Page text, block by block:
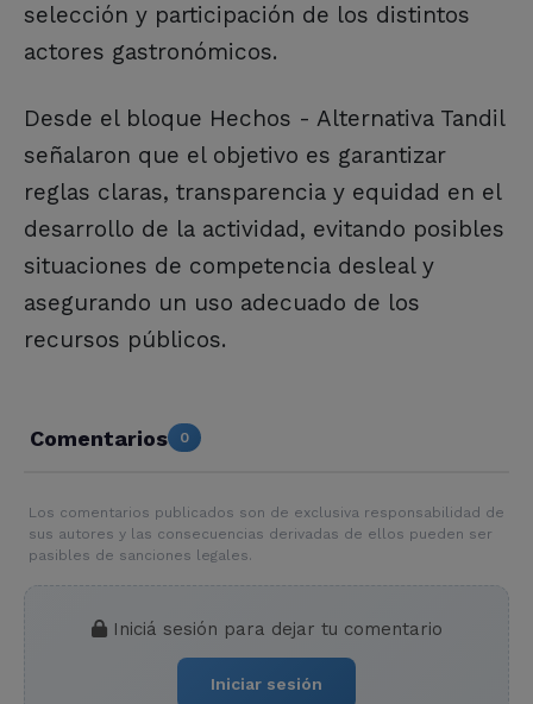
selección y participación de los distintos
actores gastronómicos.
Desde el bloque Hechos - Alternativa Tandil
señalaron que el objetivo es garantizar
reglas claras, transparencia y equidad en el
desarrollo de la actividad, evitando posibles
situaciones de competencia desleal y
asegurando un uso adecuado de los
recursos públicos.
Comentarios 0
Los comentarios publicados son de exclusiva responsabilidad de
sus autores y las consecuencias derivadas de ellos pueden ser
pasibles de sanciones legales.
Iniciá sesión para dejar tu comentario
Iniciar sesión